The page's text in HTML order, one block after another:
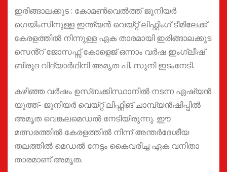
ഇരിങ്ങാലക്കുട : കോമൺവെൽത്ത് ജൂനിയര്‍
ഗെയിംസിനുള്ള ഇന്ത്യൻ വെയ്റ്റ് ലിഫ്റ്റിംഗ് ടീമിലേക്ക്
കേരളത്തിൽ നിന്നുള്ള ഏക താരമായി ഇരിങ്ങാലക്കുട
സെൻ്റ് ജോസഫ്സ് കോളെജ് ഒന്നാം വർഷ ഇംഗ്ലീഷ്
ബിരുദ വിദ്യാർഥിനി അമൃത പി. സുനി ഇടംനേടി.
കഴിഞ്ഞ വർഷം ഉസ്ബക്കിസ്ഥാനില്‍ നടന്ന ഏഷ്യൻ
യൂത്ത്- ജൂനിയർ വെയ്റ്റ് ലിഫ്റ്റിങ് ചാമ്പ്യൻഷിപ്പിൽ
അമൃത വെങ്കലമെഡൽ നേടിയിരുന്നു. ഈ
മത്സരത്തില്‍ കേരളത്തിൽ നിന്ന് അന്തർദേശീയ
തലത്തിൽ മെഡൽ നേട്ടം കൈവരിച്ച ഏക വനിതാ
താരമാണ് അമൃത.